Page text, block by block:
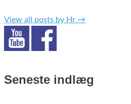
View all posts by Hr →
Seneste indlæg